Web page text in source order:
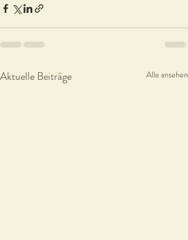
Aktuelle Beiträge Alle ansehen